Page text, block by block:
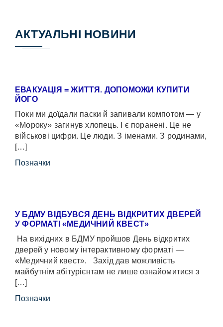
АКТУАЛЬНІ НОВИНИ
ЕВАКУАЦІЯ = ЖИТТЯ. ДОПОМОЖИ КУПИТИ
ЙОГО
Поки ми доїдали паски й запивали компотом — у
«Мороку» загинув хлопець. І є поранені. Це не
військові цифри. Це люди. З іменами. З родинами,
[…]
Позначки
У БДМУ ВІДБУВСЯ ДЕНЬ ВІДКРИТИХ ДВЕРЕЙ
У ФОРМАТІ «МЕДИЧНИЙ КВЕСТ»
На вихідних в БДМУ пройшов День відкритих
дверей у новому інтерактивному форматі —
«Медичний квест». Захід дав можливість
майбутнім абітурієнтам не лише ознайомитися з
[…]
Позначки